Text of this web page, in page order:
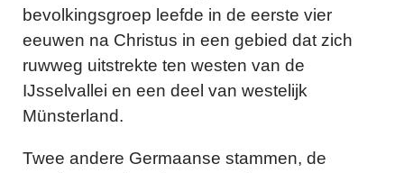
bevolkingsgroep leefde in de eerste vier
eeuwen na Christus in een gebied dat zich
ruwweg uitstrekte ten westen van de
IJsselvallei en een deel van westelijk
Münsterland.
Twee andere Germaanse stammen, de